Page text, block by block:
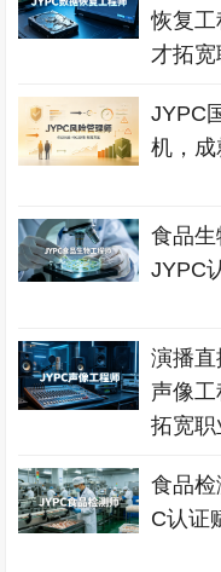
恢复
才拓
JYPC
机，
食品生
JYPC
演播
声像
拓宽
食品
C认证